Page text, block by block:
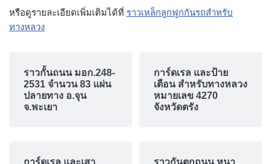
หรือดูรายละเอียดเพิ่มเติมได้ที่ ราวเหล็กลูกฟูกกันรถสําหรับ
ทางหลวง
ราวกั้นถนน มอก.248-
2531 จำนวน 83 แผ่น
ปลายทาง อ.จุน
จ.พะเยา
การ์ดเรล และป้าย
เตือน สำหรับทางหลวง
หมายเลข 4270
จังหวัดตรัง
การ์ดเรล และเสา ราวกันตกถนน หนา